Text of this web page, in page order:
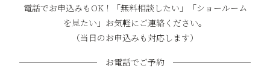
電話でお申込みもOK！「無料相談したい」「ショールーム
を見たい」お気軽にご連絡ください。
（当日のお申込みも対応します）
お電話でご予約